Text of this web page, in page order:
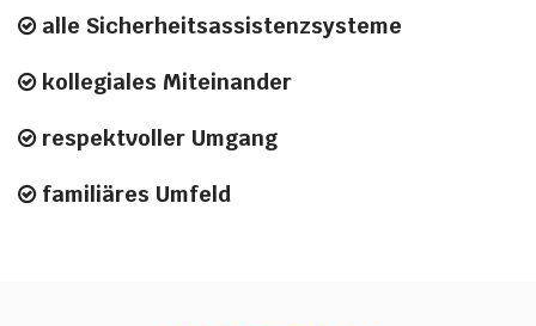
alle Sicherheitsassistenzsysteme
kollegiales Miteinander
respektvoller Umgang
familiäres Umfeld